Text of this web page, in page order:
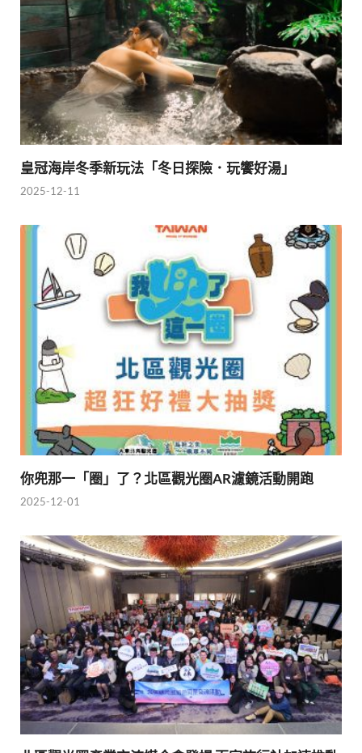
皇冠海岸冬季新玩法「冬日探險．玩饗好湯」
2025-12-11
你兜那一「圈」了？北區觀光圈AR濾鏡活動開跑
2025-12-01